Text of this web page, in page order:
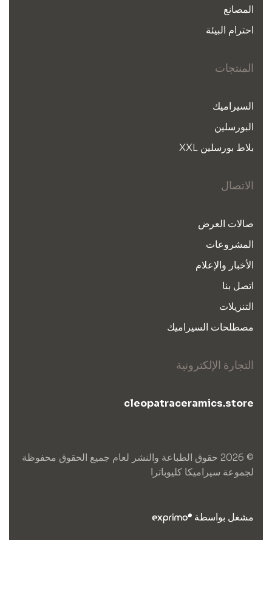
المصانع
احترام البيئة
المنتجات
السيراميك
البورسلين
بلاط بورسلين XXL
الاتصال
صالات العرض
المشروعات
الأخبار والإعلام
اتصل بنا
التنزيلات
مصطلحات السيراميك
التجارة الإلكترونية
cleopatraceramics.store
© 2026 حقوق الطباعة والنشر لعام جميع الحقوق محفوظة
لجموعة سيراميكا كليوباترا
مشغل بواسطة